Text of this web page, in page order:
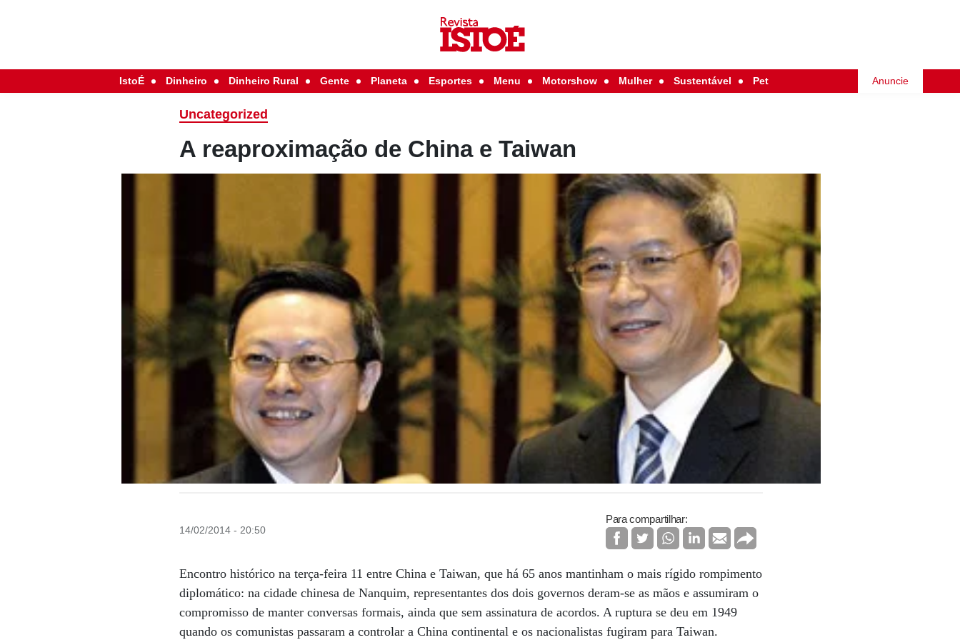
IstoÉ Dinheiro Dinheiro Rural Gente Planeta Esportes Menu Motorshow Mulher Sustentável Pet Anuncie
Uncategorized
A reaproximação de China e Taiwan
14/02/2014 - 20:50
Para compartilhar:
Encontro histórico na terça-feira 11 entre China e Taiwan, que há 65 anos mantinham o mais rígido rompimento
diplomático: na cidade chinesa de Nanquim, representantes dos dois governos deram-se as mãos e assumiram o
compromisso de manter conversas formais, ainda que sem assinatura de acordos. A ruptura se deu em 1949
quando os comunistas passaram a controlar a China continental e os nacionalistas fugiram para Taiwan.